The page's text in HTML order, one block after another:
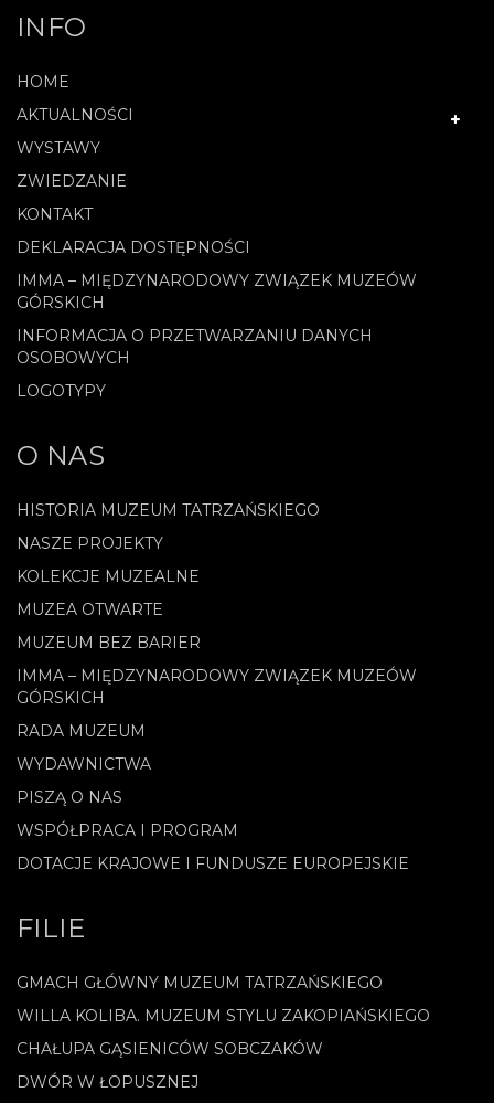
INFO
HOME
AKTUALNOŚCI
WYSTAWY
ZWIEDZANIE
KONTAKT
DEKLARACJA DOSTĘPNOŚCI
IMMA – MIĘDZYNARODOWY ZWIĄZEK MUZEÓW
GÓRSKICH
INFORMACJA O PRZETWARZANIU DANYCH
OSOBOWYCH
LOGOTYPY
O NAS
HISTORIA MUZEUM TATRZAŃSKIEGO
NASZE PROJEKTY
KOLEKCJE MUZEALNE
MUZEA OTWARTE
MUZEUM BEZ BARIER
IMMA – MIĘDZYNARODOWY ZWIĄZEK MUZEÓW
GÓRSKICH
RADA MUZEUM
WYDAWNICTWA
PISZĄ O NAS
WSPÓŁPRACA I PROGRAM
DOTACJE KRAJOWE I FUNDUSZE EUROPEJSKIE
FILIE
GMACH GŁÓWNY MUZEUM TATRZAŃSKIEGO
WILLA KOLIBA. MUZEUM STYLU ZAKOPIAŃSKIEGO
CHAŁUPA GĄSIENICÓW SOBCZAKÓW
DWÓR W ŁOPUSZNEJ